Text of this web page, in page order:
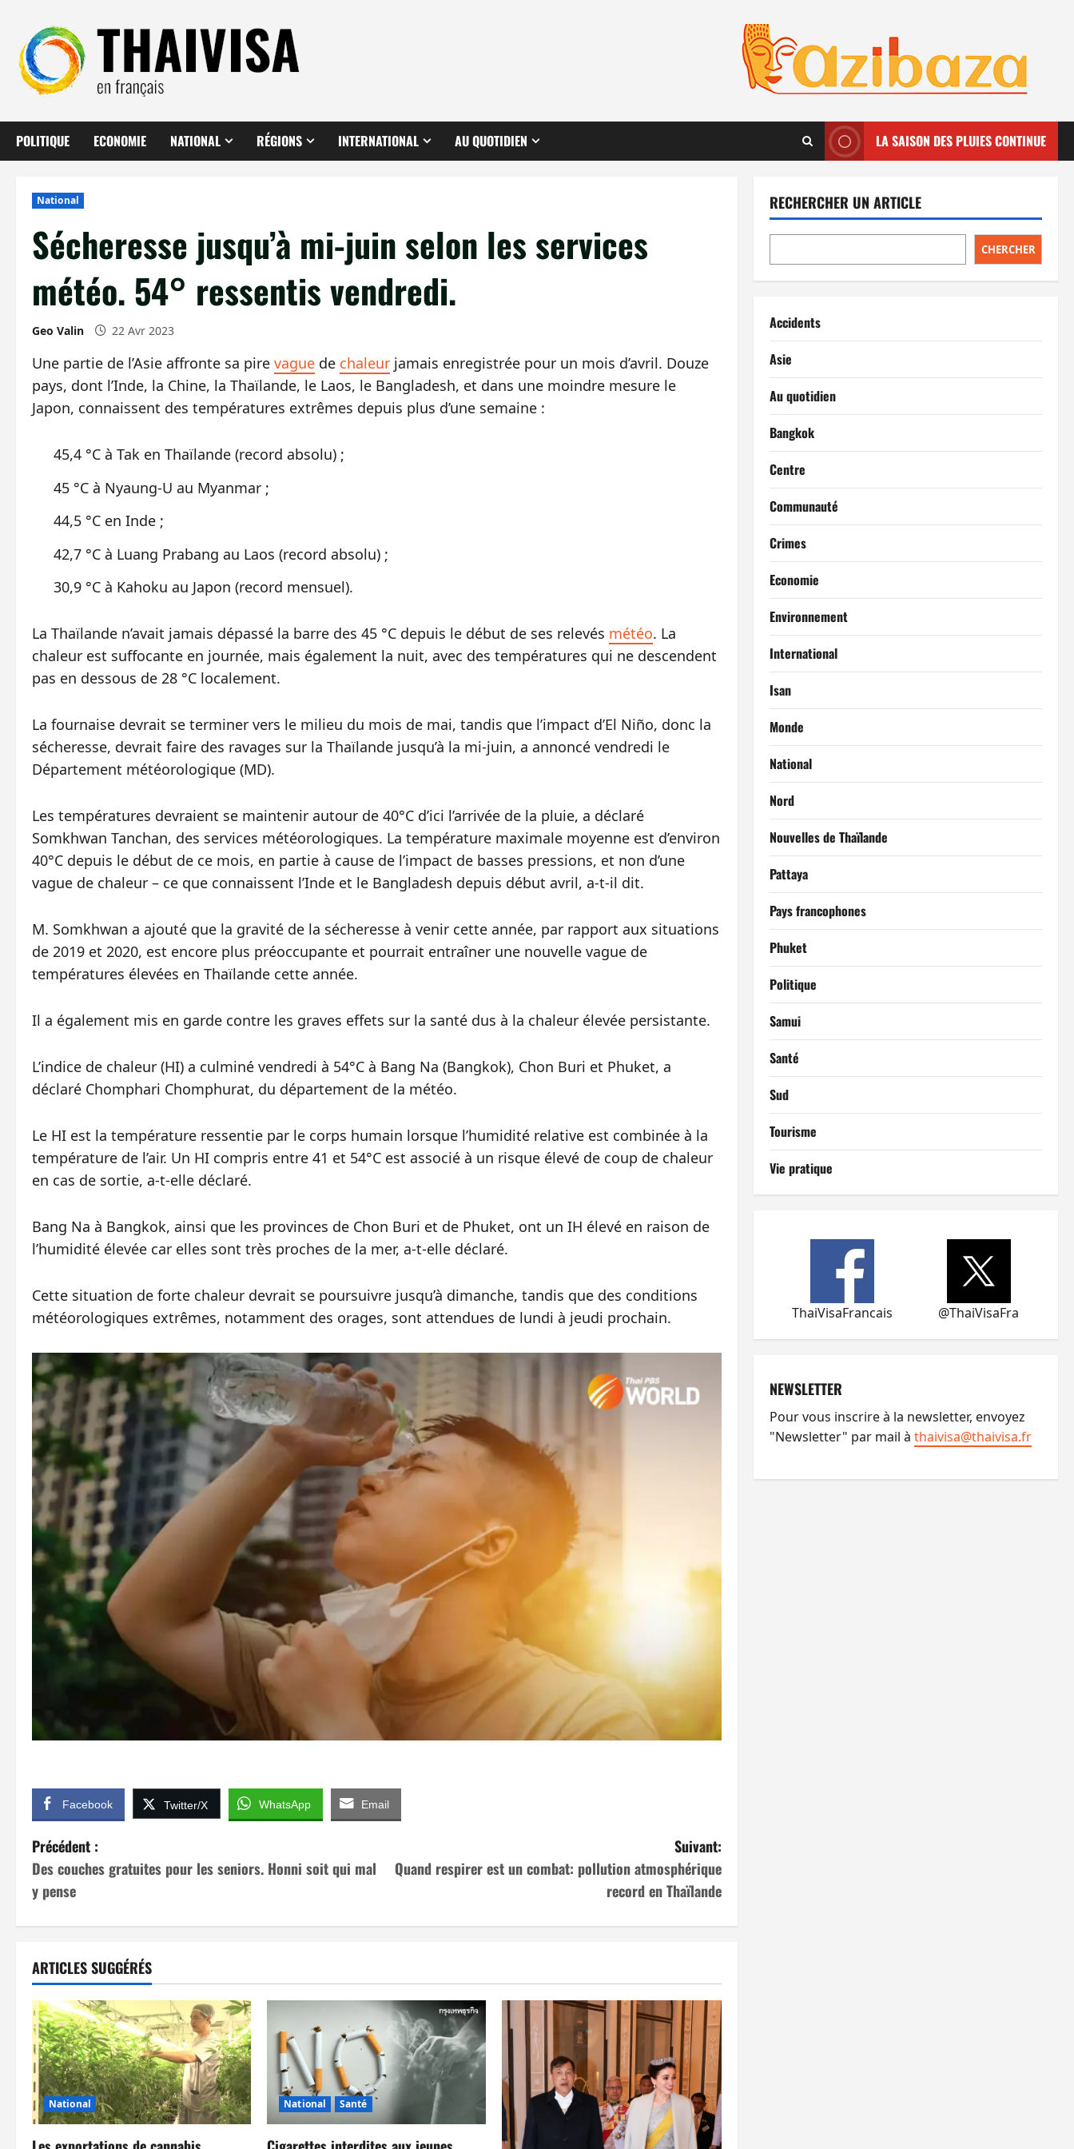
contenu
POLITIQUE ECONOMIE NATIONAL RÉGIONS INTERNATIONAL AU QUOTIDIEN LA SAISON DES PLUIES CONTINUE
National
Sécheresse jusqu’à mi-juin selon les services
météo. 54° ressentis vendredi.
Geo Valin 22 Avr 2023
Une partie de l’Asie affronte sa pire vague de chaleur jamais enregistrée pour un mois d’avril. Douze
pays, dont l’Inde, la Chine, la Thaïlande, le Laos, le Bangladesh, et dans une moindre mesure le
Japon, connaissent des températures extrêmes depuis plus d’une semaine :
45,4 °C à Tak en Thaïlande (record absolu) ;
45 °C à Nyaung-U au Myanmar ;
44,5 °C en Inde ;
42,7 °C à Luang Prabang au Laos (record absolu) ;
30,9 °C à Kahoku au Japon (record mensuel).
La Thaïlande n’avait jamais dépassé la barre des 45 °C depuis le début de ses relevés météo. La
chaleur est suffocante en journée, mais également la nuit, avec des températures qui ne descendent
pas en dessous de 28 °C localement.
La fournaise devrait se terminer vers le milieu du mois de mai, tandis que l’impact d’El Niño, donc la
sécheresse, devrait faire des ravages sur la Thaïlande jusqu’à la mi-juin, a annoncé vendredi le
Département météorologique (MD).
Les températures devraient se maintenir autour de 40°C d’ici l’arrivée de la pluie, a déclaré
Somkhwan Tanchan, des services météorologiques. La température maximale moyenne est d’environ
40°C depuis le début de ce mois, en partie à cause de l’impact de basses pressions, et non d’une
vague de chaleur – ce que connaissent l’Inde et le Bangladesh depuis début avril, a-t-il dit.
M. Somkhwan a ajouté que la gravité de la sécheresse à venir cette année, par rapport aux situations
de 2019 et 2020, est encore plus préoccupante et pourrait entraîner une nouvelle vague de
températures élevées en Thaïlande cette année.
Il a également mis en garde contre les graves effets sur la santé dus à la chaleur élevée persistante.
L’indice de chaleur (HI) a culminé vendredi à 54°C à Bang Na (Bangkok), Chon Buri et Phuket, a
déclaré Chomphari Chomphurat, du département de la météo.
Le HI est la température ressentie par le corps humain lorsque l’humidité relative est combinée à la
température de l’air. Un HI compris entre 41 et 54°C est associé à un risque élevé de coup de chaleur
en cas de sortie, a-t-elle déclaré.
Bang Na à Bangkok, ainsi que les provinces de Chon Buri et de Phuket, ont un IH élevé en raison de
l’humidité élevée car elles sont très proches de la mer, a-t-elle déclaré.
Cette situation de forte chaleur devrait se poursuivre jusqu’à dimanche, tandis que des conditions
météorologiques extrêmes, notamment des orages, sont attendues de lundi à jeudi prochain.
Facebook Twitter/X WhatsApp Email
N
a
v
g
a
t
i
o
Précédent :
Des couches gratuites pour les seniors. Honni soit qui mal
y pense
Suivant:
Quand respirer est un combat: pollution atmosphérique
record en Thaïlande
ARTICLES SUGGÉRÉS
National National Santé
RECHERCHER UN ARTICLE
CHERCHER
Accidents
Asie
Au quotidien
Bangkok
Centre
Communauté
Crimes
Economie
Environnement
International
Isan
Monde
National
Nord
Nouvelles de Thaïlande
Pattaya
Pays francophones
Phuket
Politique
Samui
Santé
Sud
Tourisme
Vie pratique
ThaiVisaFrancais @ThaiVisaFra
NEWSLETTER
Pour vous inscrire à la newsletter, envoyez
"Newsletter" par mail à thaivisa@thaivisa.fr